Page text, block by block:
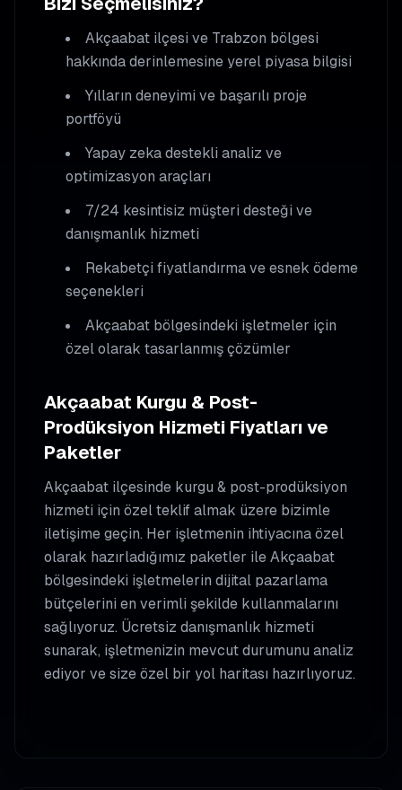
Akçaabat ilçesi ve Trabzon bölgesi
hakkında derinlemesine yerel piyasa bilgisi
Yılların deneyimi ve başarılı proje
portföyü
Yapay zeka destekli analiz ve
optimizasyon araçları
7/24 kesintisiz müşteri desteği ve
danışmanlık hizmeti
Rekabetçi fiyatlandırma ve esnek ödeme
seçenekleri
Akçaabat bölgesindeki işletmeler için
özel olarak tasarlanmış çözümler
Akçaabat Kurgu & Post-
Prodüksiyon Hizmeti Fiyatları ve
Paketler
Akçaabat ilçesinde kurgu & post-prodüksiyon
hizmeti için özel teklif almak üzere bizimle
iletişime geçin. Her işletmenin ihtiyacına özel
olarak hazırladığımız paketler ileAkçaabat
bölgesindeki işletmelerin dijital pazarlama
bütçelerini en verimli şekilde kullanmalarını
sağlıyoruz. Ücretsiz danışmanlık hizmeti
sunarak, işletmenizin mevcut durumunu analiz
ediyor ve size özel bir yol haritası hazırlıyoruz.